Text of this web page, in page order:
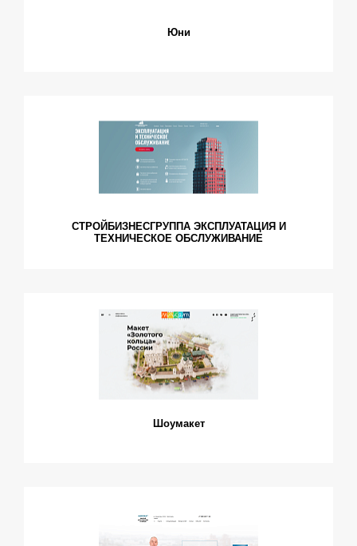
Юни
СТРОЙБИЗНЕСГРУППА ЭКСПЛУАТАЦИЯ И
ТЕХНИЧЕСКОЕ ОБСЛУЖИВАНИЕ
Шоумакет